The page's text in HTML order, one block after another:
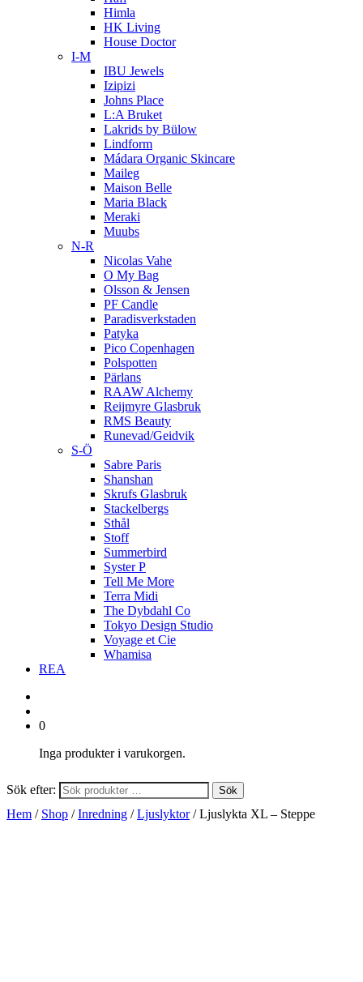
Himla
HK Living
House Doctor
I-M
IBU Jewels
Izipizi
Johns Place
L:A Bruket
Lakrids by Bülow
Lindform
Mádara Organic Skincare
Maileg
Maison Belle
Maria Black
Meraki
Muubs
N-R
Nicolas Vahe
O My Bag
Olsson & Jensen
PF Candle
Paradisverkstaden
Patyka
Pico Copenhagen
Polspotten
Pärlans
RAAW Alchemy
Reijmyre Glasbruk
RMS Beauty
Runevad/Geidvik
S-Ö
Sabre Paris
Shanshan
Skrufs Glasbruk
Stackelbergs
Sthål
Stoff
Summerbird
Syster P
Tell Me More
Terra Midi
The Dybdahl Co
Tokyo Design Studio
Voyage et Cie
Whamisa
REA
0
Inga produkter i varukorgen.
Sök efter: Sök
Hem / Shop /Inredning /Ljuslyktor/ Ljuslykta XL – Steppe